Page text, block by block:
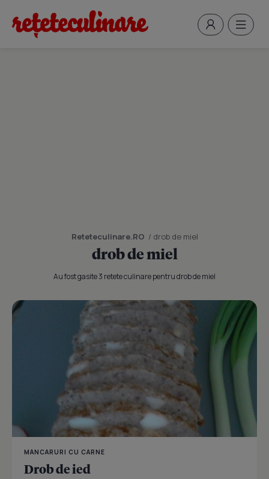
Reteteculinare.RO / drob de miel
drob de miel
Au fost gasite 3 retete culinare pentru drob de miel
MANCARURI CU CARNE
Drob de ied